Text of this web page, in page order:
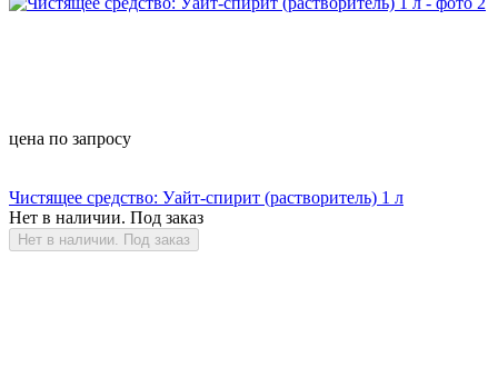
цена по запросу
Чистящее средство: Уайт-спирит (растворитель) 1 л
Нет в наличии. Под заказ
Нет в наличии. Под заказ